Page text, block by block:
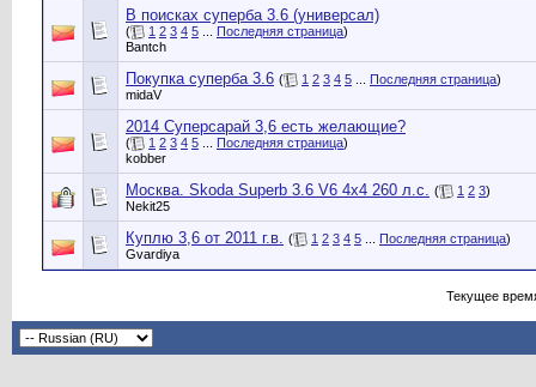
В поисках суперба 3.6 (универсал)
( 1 2 3 4 5 Последняя страница)
Bantch
Покупка суперба 3.6 ( 1 2 3 4 5 Последняя страница)
midaV
2014 Суперсарай 3,6 есть желающие?
( 1 2 3 4 5 Последняя страница)
kobber
Москва. Skoda Superb 3.6 V6 4x4 260 л.с. ( 1 2 3)
Nekit25
Куплю 3,6 от 2011 г.в. ( 1 2 3 4 5 Последняя страница)
Gvardiya
Текущее